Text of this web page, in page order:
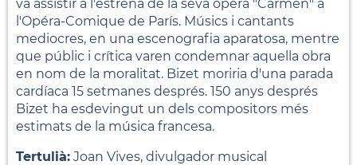
va assistir a l'estrena de la seva òpera "Carmen" a
l'Opéra-Comique de París. Músics i cantants
mediocres, en una escenografia aparatosa, mentre
que públic i crítica varen condemnar aquella obra
en nom de la moralitat. Bizet moriria d'una parada
cardíaca 15 setmanes després. 150 anys després
Bizet ha esdevingut un dels compositors més
estimats de la música francesa.
Tertulià: Joan Vives, divulgador musical